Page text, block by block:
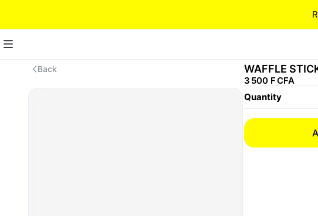
Back WAFFLE
3 500 F CFA
Quantity